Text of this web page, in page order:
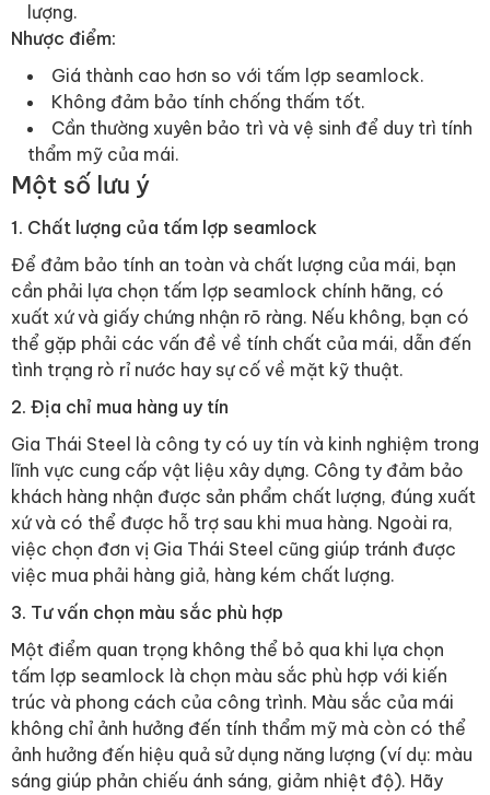
lượng.
Nhược điểm:
Giá thành cao hơn so với tấm lợp seamlock.
Không đảm bảo tính chống thấm tốt.
Cần thường xuyên bảo trì và vệ sinh để duy trì tính
thẩm mỹ của mái.
Một số lưu ý
1. Chất lượng của tấm lợp seamlock
Để đảm bảo tính an toàn và chất lượng của mái, bạn
cần phải lựa chọn tấm lợp seamlock chính hãng, có
xuất xứ và giấy chứng nhận rõ ràng. Nếu không, bạn có
thể gặp phải các vấn đề về tính chất của mái, dẫn đến
tình trạng rò rỉ nước hay sự cố về mặt kỹ thuật.
2. Địa chỉ mua hàng uy tín
Gia Thái Steel là công ty có uy tín và kinh nghiệm trong
lĩnh vực cung cấp vật liệu xây dựng. Công ty đảm bảo
khách hàng nhận được sản phẩm chất lượng, đúng xuất
xứ và có thể được hỗ trợ sau khi mua hàng. Ngoài ra,
việc chọn đơn vị Gia Thái Steel cũng giúp tránh được
việc mua phải hàng giả, hàng kém chất lượng.
3. Tư vấn chọn màu sắc phù hợp
Một điểm quan trọng không thể bỏ qua khi lựa chọn
tấm lợp seamlock là chọn màu sắc phù hợp với kiến
trúc và phong cách của công trình. Màu sắc của mái
không chỉ ảnh hưởng đến tính thẩm mỹ mà còn có thể
ảnh hưởng đến hiệu quả sử dụng năng lượng (ví dụ: màu
sáng giúp phản chiếu ánh sáng, giảm nhiệt độ). Hãy